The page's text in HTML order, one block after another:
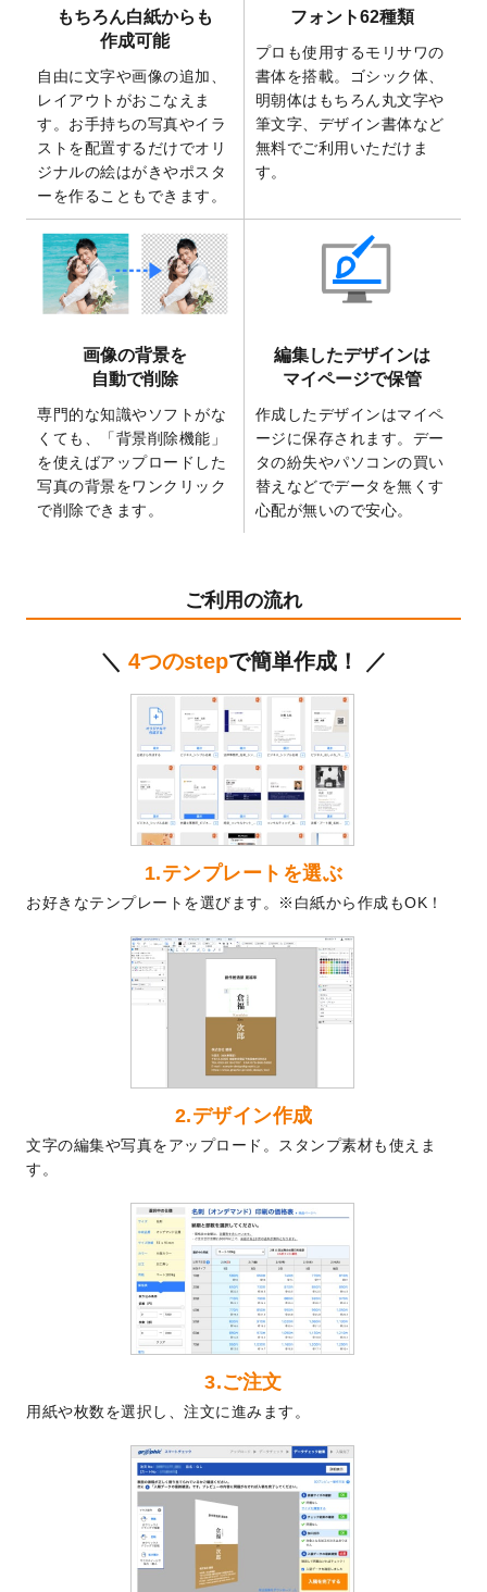
2025/7/30
キャンバスプリントのデザインテンプレー
トを追加いたしました。
2025/6/30
暑中見舞いのデザインテンプレートを追加
しました。
2025/6/27
キャンバスプリントのデザインテンプレー
トを追加いたしました。
2025/6/24
2026年版1月始まりのカレンダーデザイン
テンプレートを公開いたしました。
2025/6/9
「背景削除機能
」を実装しました。
2025/4/3
DMのデザインテンプレートを追加しまし
た。
を追加しました。
マスキングテープのデザインテンプレート
を追加しました。
2025/1/15
配置できるデータ形式が増えました。
（pdf、psd、eps、tifに対応）
2024/12/24
2025年版4月始まりのカレンダーデザイン
箔押し年賀状のデザインテンプレート
ステッカーのデザインテンプレート
しました。
2025年巳年の年賀状デザインテンプレート
を公開いたしました。
喪中はがきのデザインテンプレート
いたしました。
2025年版1月始まりのカレンダーデザイン
テンプレート
を公開いたしました。
なりました！
プラスチックカードのデザインテンプレー
トを追加しました。
回数券のデザインテンプレート
した。
暑中見舞いのデザインテンプレート
しました。
メッセージカードのデザインテンプレート
を追加しました。
2024/6/14
エコノミータイプののぼりが作成できるよ
うになりました！
【新商品】のぼり
が作成できるようになり
ました！
DMのデザインテンプレートを追加しまし
た。
【新商品】ステッカー
なりました！
2024年版4月始まりのカレンダーデザイン
テンプレートを公開いたしました。
2024年辰年の年賀ポスターデザインテンプ
レート
を公開いたしました。
箔押し年賀状のデザインテンプレート
開いたしました。
もちろん白紙からも
作成可能
自由に文字や画像の追加、
レイアウトがおこなえま
す。お手持ちの写真やイラ
ストを配置するだけでオリ
ジナルの絵はがきやポスタ
ーを作ることもできます。
フォント62種類
プロも使用するモリサワの
書体を搭載。ゴシック体、
明朝体はもちろん丸文字や
筆文字、デザイン書体など
無料でご利用いただけま
す。
画像の背景を
自動で削除
専門的な知識やソフトがな
くても、「背景削除機能」
を使えばアップロードした
写真の背景をワンクリック
で削除できます。
編集したデザインは
マイページで保管
作成したデザインはマイペ
ージに保存されます。デー
タの紛失やパソコンの買い
替えなどでデータを無くす
心配が無いので安心。
ご利用の流れ
＼ 4つのstepで簡単作成！ ／
1.テンプレートを選ぶ
お好きなテンプレートを選びます。※白紙から作成もOK！
2.デザイン作成
文字の編集や写真をアップロード。スタンプ素材も使えま
す。
3.ご注文
用紙や枚数を選択し、注文に進みます。